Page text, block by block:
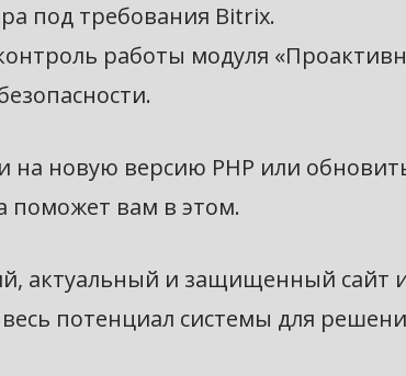
под требования Bitrix.
работы модуля
на новую версию PHP или
поможет вам в этом.
актуальный и защищенный сайт
потенциал системы для